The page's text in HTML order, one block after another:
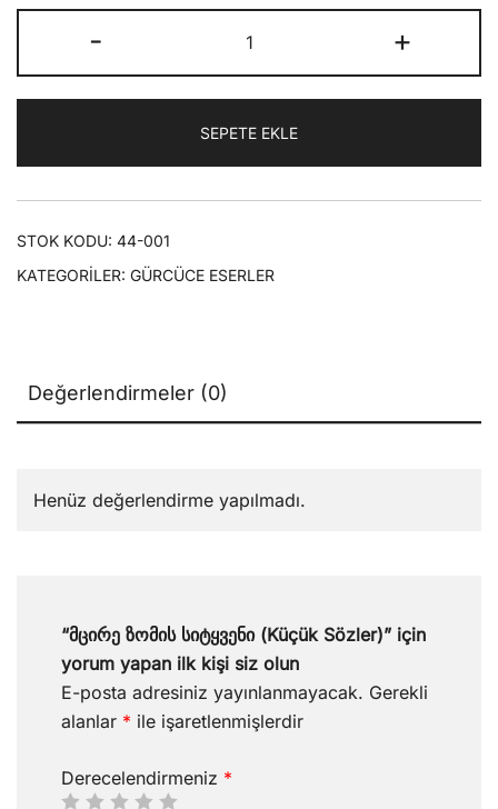
fiyat:
₺80,00.
andaki
₺56,00.
-
ზომის
სიტყვენი
Sözler)
adet
+
SEPETE EKLE
STOK KODU: 44-001
KATEGORILER: GÜRCÜCE ESERLER
Değerlendirmeler (0)
Henüz değerlendirme yapılmadı.
“მცირე ზომის სიტყვენი (Küçük Sözler)” için
yorum yapan ilk kişi siz olun
E-posta adresiniz yayınlanmayacak. Gerekli
alanlar * ile işaretlenmişlerdir
Derecelendirmeniz *